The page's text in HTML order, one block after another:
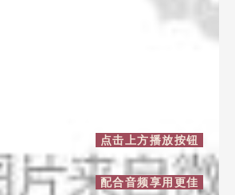
点击上方播放按钮
配合音频享用更佳